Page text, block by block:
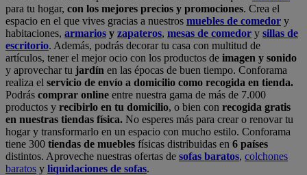
para tu hogar, con los mejores precios y promociones. Crea el
espacio en el que vives gracias a nuestros muebles de comedor y
habitaciones, armarios y zapateros, mesas de comedor y sillas de
escritorio. Además, podrás decorar tu casa con multitud de
artículos, tener el mejor ocio con los productos de imagen y sonido
y aprovechar tu jardín en las épocas de buen tiempo. Conforama
realiza el servicio de envío a domicilio como recogida en tienda.
Podrás comprar online entre nuestra gama de más de 7.000
productos y recibirlo en tu domicilio, o bien con recogida gratis
en nuestras tiendas física. No esperes más para crear o renovar tu
hogar y transformarlo en un espacio con mucho estilo. Conforama
tiene 300 tiendas de muebles físicas distribuidas en 6 países
distintos. Aproveche nuestras ofertas de sofas baratos, colchones
baratos y liquidaciones de sofas.